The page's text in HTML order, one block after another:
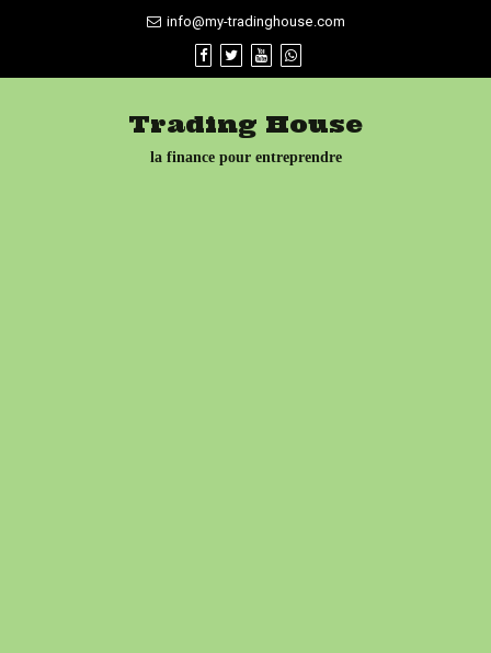
info@my-tradinghouse.com
Trading House
la finance pour entreprendre